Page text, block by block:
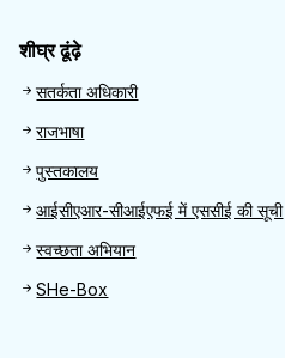
शीघ्र ढूंढ़े
Quick Find
सतर्कता अधिकारी
राजभाषा
पुस्तकालय
आईसीएआर-सीआईएफई में एससीई की सूची
स्वच्छता अभियान
SHe-Box